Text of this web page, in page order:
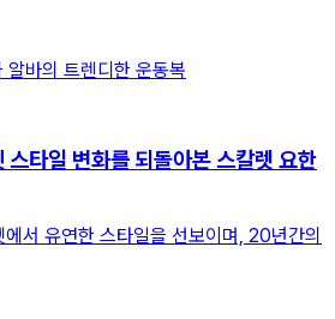
타일 변화를 되돌아본 스칼렛 요한
서 유연한 스타일을 선보이며, 20년간의